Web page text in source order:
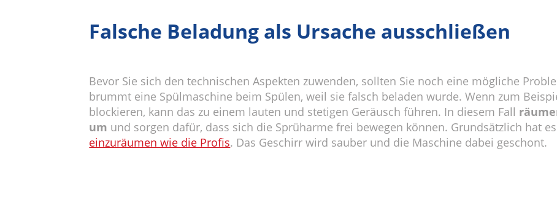
Falsche Beladung als Ursache ausschließen
Bevor Sie sich den technischen Aspekten zuwenden, sollten Sie noch eine mögliche
brummt eine Spülmaschine beim Spülen, weil sie falsch beladen wurde. Wenn zum
blockieren, kann das zu einem lauten und stetigen Geräusch führen. In diesem Fall
um und sorgen dafür, dass sich die Sprüharme frei bewegen können. Grundsätzlich hat
einzuräumen wie die Profis. Das Geschirr wird sauber und die Maschine dabei geschont.